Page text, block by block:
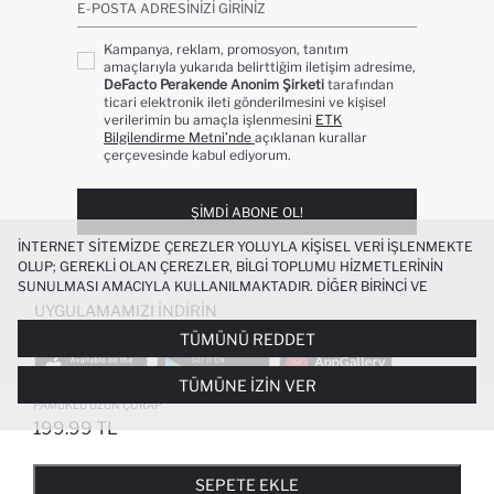
PAMUKLU UZUN ÇORAP
199.99 TL
SEPETE EKLE
E-POSTA ADRESINIZI GIRINIZ
Kampanya, reklam, promosyon, tanıtım
amaçlarıyla yukarıda belirttiğim iletişim adresime,
DeFacto Perakende Anonim Şirketi tarafından
ticari elektronik ileti gönderilmesini ve kişisel
verilerimin bu amaçla işlenmesini ETK
Bilgilendirme Metni’nde açıklanan kurallar
çerçevesinde kabul ediyorum.
ŞIMDI ABONE OL!
UYGULAMAMIZI İNDIRIN
POPÜLER KATEGORILER
KADIN BEYAZ TIŞÖRT
İNTERNET SITEMIZDE ÇEREZLER YOLUYLA KIŞISEL VERI IŞLENMEKTE
OLUP; GEREKLI OLAN ÇEREZLER, BILGI TOPLUMU HIZMETLERININ
SUNULMASI AMACIYLA KULLANILMAKTADIR. DIĞER BIRINCI VE
ÜÇÜNCÜ TARAF ÇEREZLER ISE SIZE DAHA IYI BIR ALIŞVERIŞ
DENEYIMI SUNULABILMESI, SITEMIZIN DAHA IŞLEVSEL KILINMASI VE
KIŞISELLEŞTIRMESI VE AÇIK RIZA VERMENIZ HALINDE, SIZLERE
YÖNELIK PAZARLAMA FAALIYETLERININ YAPILMASI AMAÇLARIYLA
SINIRLI OLARAK KULLANILACAKTIR. ÇEREZLERE DAIR TERCIHLERINIZI
ÇEREZ TERCIHLERIPANELI ARACILIĞIYLA HER ZAMAN YÖNETEBILIR,
ÇEREZLERLE ILGILI DAHA DETAYLI BILGIYE
TÜMÜNÜ REDDET
TÜMÜNE İZIN VER